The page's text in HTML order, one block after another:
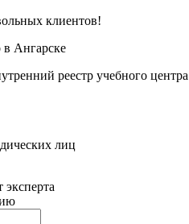
клиентов!
Ангарске
реестр учебного центра
лиц